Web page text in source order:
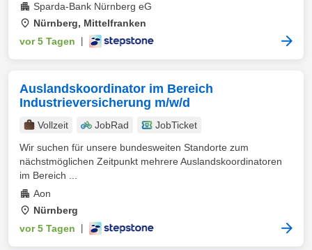
Sparda-Bank Nürnberg eG
Nürnberg, Mittelfranken
vor 5 Tagen
Auslandskoordinator im Bereich
Industrieversicherung m/w/d
Vollzeit JobRad
JobTicket
Wir suchen für unsere bundesweiten Standorte zum
nächstmöglichen Zeitpunkt mehrere Auslandskoordinatoren
im Bereich ...
Aon
Nürnberg
vor 5 Tagen